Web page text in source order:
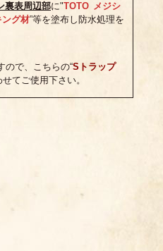
裏表周辺部に"TOTO メジシ
ング材”等を塗布し防水処理を
ので、こちらの“Sトラップ
てご使用下さい。